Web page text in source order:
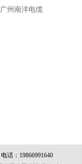
广州南洋电缆
电话：19866991640